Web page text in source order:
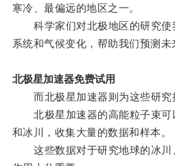
寒冷、最偏远的地区之一。
科学家们对北极地区的研究使
系统和气候变化，帮助我们预测未
北极星加速器免费试用
而北极星加速器则为这些研究
北极星加速器的高能粒子束可
和冰川，收集大量的数据和样本。
这些数据对于研究地球的冰川